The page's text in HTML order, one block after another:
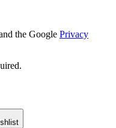
the Google Privacy